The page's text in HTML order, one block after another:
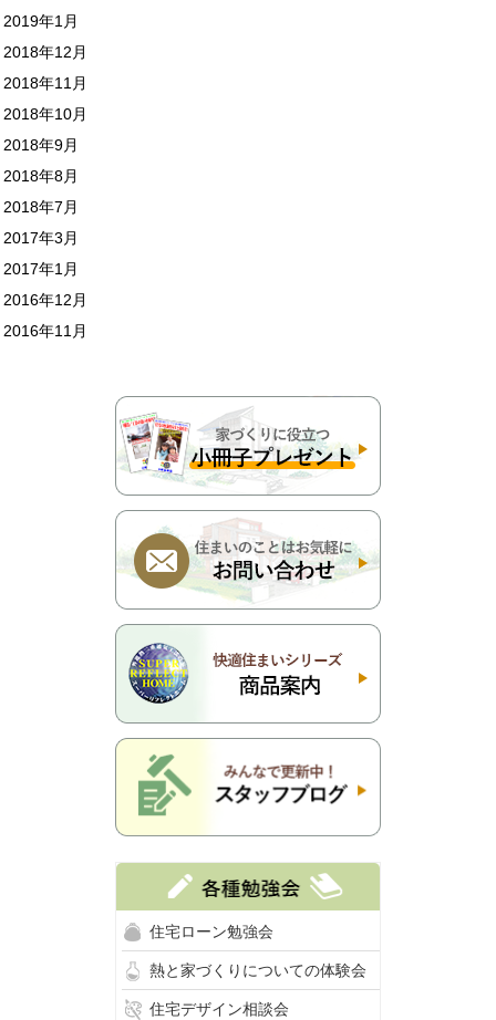
2019年1月
2018年12月
2018年11月
2018年10月
2018年9月
2018年8月
2018年7月
2017年3月
2017年1月
2016年12月
2016年11月
住宅ローン勉強会
熱と家づくりについての体験会
住宅デザイン相談会